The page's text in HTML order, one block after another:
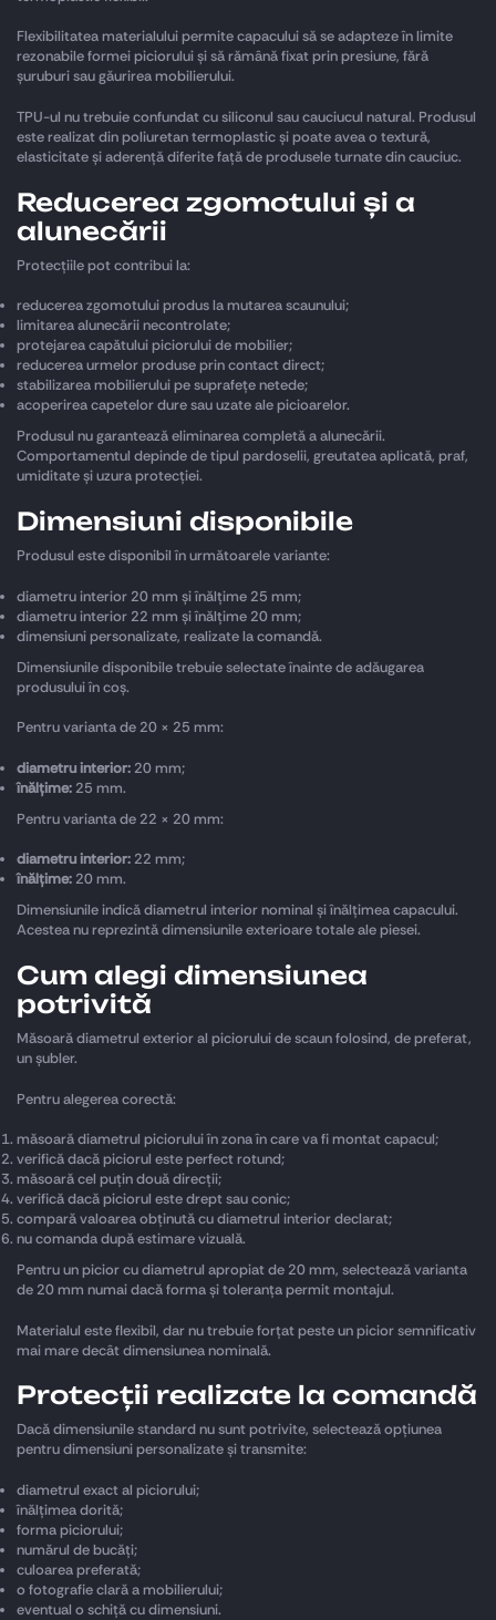
Flexibilitatea materialului permite capacului să se adapteze în limite
rezonabile formei piciorului și să rămână fixat prin presiune, fără
șuruburi sau găurirea mobilierului.
TPU-ul nu trebuie confundat cu siliconul sau cauciucul natural. Produsul
este realizat din poliuretan termoplastic și poate avea o textură,
elasticitate și aderență diferite față de produsele turnate din cauciuc.
Reducerea zgomotului și a
alunecării
Protecțiile pot contribui la:
reducerea zgomotului produs la mutarea scaunului;
limitarea alunecării necontrolate;
protejarea capătului piciorului de mobilier;
reducerea urmelor produse prin contact direct;
stabilizarea mobilierului pe suprafețe netede;
acoperirea capetelor dure sau uzate ale picioarelor.
Produsul nu garantează eliminarea completă a alunecării.
Comportamentul depinde de tipul pardoselii, greutatea aplicată, praf,
umiditate și uzura protecției.
Dimensiuni disponibile
Produsul este disponibil în următoarele variante:
diametru interior 20 mm și înălțime 25 mm;
diametru interior 22 mm și înălțime 20 mm;
dimensiuni personalizate, realizate la comandă.
Dimensiunile disponibile trebuie selectate înainte de adăugarea
produsului în coș.
Pentru varianta de 20 × 25 mm:
diametru interior: 20 mm;
înălțime: 25 mm.
Pentru varianta de 22 × 20 mm:
diametru interior: 22 mm;
înălțime: 20 mm.
Dimensiunile indică diametrul interior nominal și înălțimea capacului.
Acestea nu reprezintă dimensiunile exterioare totale ale piesei.
Cum alegi dimensiunea
potrivită
Măsoară diametrul exterior al piciorului de scaun folosind, de preferat,
un șubler.
Pentru alegerea corectă:
măsoară diametrul piciorului în zona în care va fi montat capacul;
verifică dacă piciorul este perfect rotund;
măsoară cel puțin două direcții;
verifică dacă piciorul este drept sau conic;
compară valoarea obținută cu diametrul interior declarat;
nu comanda după estimare vizuală.
Pentru un picior cu diametrul apropiat de 20 mm, selectează varianta
de 20 mm numai dacă forma și toleranța permit montajul.
Materialul este flexibil, dar nu trebuie forțat peste un picior semnificativ
mai mare decât dimensiunea nominală.
Protecții realizate la comandă
Dacă dimensiunile standard nu sunt potrivite, selectează opțiunea
pentru dimensiuni personalizate și transmite:
diametrul exact al piciorului;
înălțimea dorită;
forma piciorului;
numărul de bucăți;
culoarea preferată;
o fotografie clară a mobilierului;
eventual o schiță cu dimensiuni.